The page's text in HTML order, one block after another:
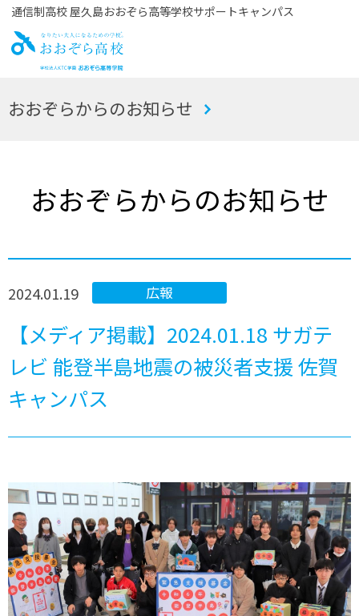
通信制高校 屋久島おおぞら高等学校サポートキャンパス
お
おおぞらからのお知らせ
おおぞらからのお知らせ
2024.01.19 広報
【メディア掲載】2024.01.18 サガテ
レビ 能登半島地震の被災者支援 佐賀
キャンパス